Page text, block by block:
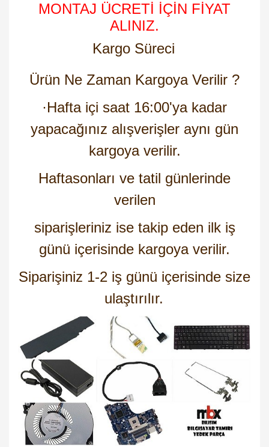
MONTAJ ÜCRETİ İÇİN FİYAT
ALINIZ.
Kargo Süreci
Ürün Ne Zaman Kargoya Verilir ?
·Hafta içi saat 16:00'ya kadar
yapacağınız alışverişler aynı gün
kargoya verilir.
Haftasonları ve tatil günlerinde
verilen
siparişleriniz ise takip eden ilk iş
günü içerisinde kargoya verilir.
Siparişiniz 1-2 iş günü içerisinde size
ulaştırılır.